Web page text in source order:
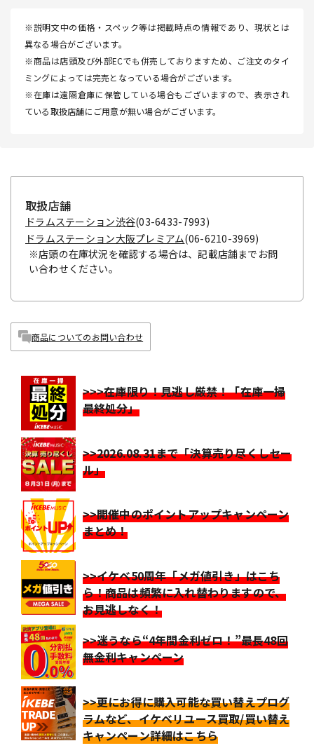
※説明文中の価格・スペック等は掲載時点の情報であり、現状とは
異なる場合がございます。
※商品は店頭及び外部ECでも併売しておりますため、ご注文のタイ
ミングによっては完売となっている場合がございます。
※在庫は遠隔倉庫に保管している場合もございますので、表示され
ている取扱店舗にご用意が無い場合がございます。
取扱店舗
ドラムステーション渋谷(03-6433-7993)
ドラムステーション大阪プレミアム(06-6210-3969)
※店頭の在庫状況を確認する場合は、記載店舗までお問
い合わせください。
商品についてのお問い合わせ
>>>在庫限り！見逃し厳禁！「在庫一掃
最終処分」
>>2026.08.31まで「決算売り尽くしセー
ル」
>>開催中のポイントアップキャンペーン
まとめ！
>>イケベ50周年「メガ値引き」はこち
ら！商品は頻繁に入れ替わりますので、
お見逃しなく！
>>迷うなら“4年間金利ゼロ！”最長48回
無金利キャンペーン
>>更にお得に購入可能な買い替えプログ
ラムなど、イケベリユース買取/買い替え
キャンペーン詳細はこちら